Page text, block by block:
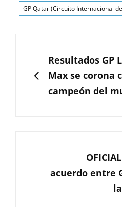
GP Qatar (Circuito Internacional
entradas
ANTERIOR
Resultados GP
Max se corona
campeón del
acuerdo entre